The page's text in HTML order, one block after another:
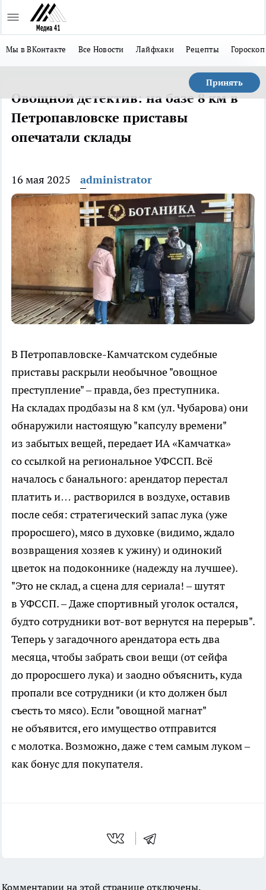
Мы в ВКонтакте Все Новости Лайфхаки Рецепты Гороскоп
Принять
Овощной детектив: на базе 8 км в
Петропавловске приставы
опечатали склады
16 мая 2025 administrator
В Петропавловске-Камчатском судебные
приставы раскрыли необычное "овощное
преступление" – правда, без преступника.
На складах продбазы на 8 км (ул. Чубарова) они
обнаружили настоящую "капсулу времени"
из забытых вещей, передает ИА «Камчатка»
со ссылкой на региональное УФССП. Всё
началось с банального: арендатор перестал
платить и… растворился в воздухе, оставив
после себя: стратегический запас лука (уже
проросшего), мясо в духовке (видимо, ждало
возвращения хозяев к ужину) и одинокий
цветок на подоконнике (надежду на лучшее).
"Это не склад, а сцена для сериала! – шутят
в УФССП. – Даже спортивный уголок остался,
будто сотрудники вот-вот вернутся на перерыв".
Теперь у загадочного арендатора есть два
месяца, чтобы забрать свои вещи (от сейфа
до проросшего лука) и заодно объяснить, куда
пропали все сотрудники (и кто должен был
съесть то мясо). Если "овощной магнат"
не объявится, его имущество отправится
с молотка. Возможно, даже с тем самым луком –
как бонус для покупателя.
Комментарии на этой странице отключены.